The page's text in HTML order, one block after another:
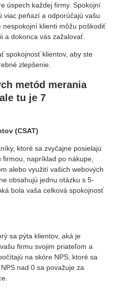
úspech každej firmy. Spokojní
viac peňazí a odporúčajú vašu
klienti môžu poškodiť
a dokonca vás zažalovať.
spokojnosť klientov, aby ste
zlepšenie.
metód merania
tu je 7
(CSAT)
ktoré sa zvyčajne posielajú
napríklad po nákupe,
alebo využití vašich webových
obsahujú jednu otázku s 5-
bola vaša celková spokojnosť
sa pýta klientov, aká je
firmu svojim priateľom a
na skóre NPS, ktoré sa
nad 0 sa považuje za